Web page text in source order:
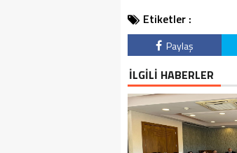
Etiketler :
Paylaş
İLGİLİ HABERLER